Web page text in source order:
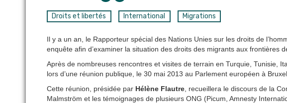
Droits et libertés International Migrations
Il y a un an, le Rapporteur spécial des Nations Unies sur les droits de
enquête afin d’examiner la situation des droits des migrants aux frontières
Après de nombreuses rencontres et visites de terrain en Turquie, Tunisie,
lors d’une réunion publique, le 30 mai 2013 au Parlement européen à
Cette réunion, présidée par Hélène Flautre , recueillera le discours de la
Malmström et les témoignages de plusieurs ONG (Picum, Amnesty